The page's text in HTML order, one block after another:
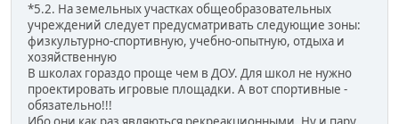
*5.2. На земельных участках общеобразовательных
учреждений следует предусматривать следующие зоны:
физкультурно-спортивную, учебно-опытную, отдыха и
хозяйственную
В школах гораздо проще чем в ДОУ. Для школ не нужно
проектировать игровые площадки. А вот спортивные -
обязательно!!!